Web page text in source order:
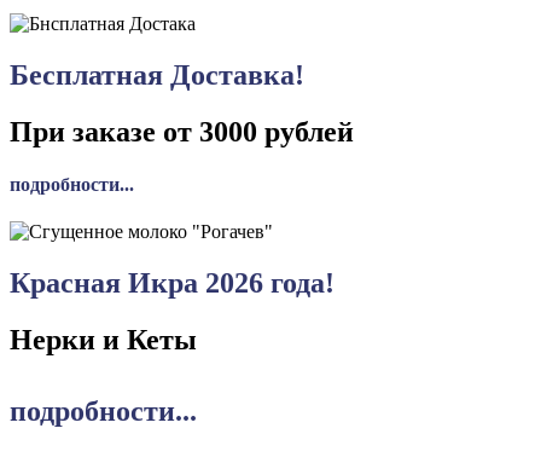
Бесплатная Доставка!
При заказе от 3000 рублей
подробности...
Красная Икра 2026 года!
Нерки и Кеты
подробности...